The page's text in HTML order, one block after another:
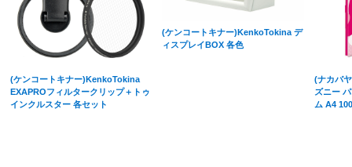
(ケンコートキナー)KenkoTokina
EXAPROフィルタークリップ＋トゥ
インクルスター 各セット
(ケンコートキナー)KenkoTokina デ
ィスプレイBOX 各色
(ナカバ
ズニー
ム A4